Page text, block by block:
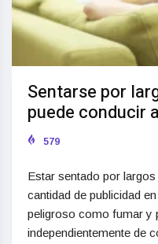
Sentarse por
puede conducir
579
Estar sentado por
cantidad de publicidad
peligroso como fumar y
independientemente de